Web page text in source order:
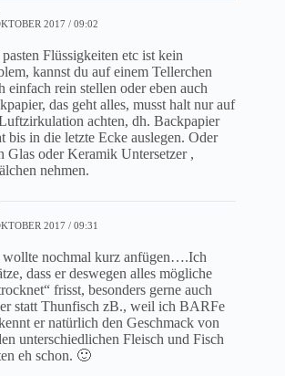
2017 / 09:02
Flüssigkeiten etc ist kein
kannst du auf einem Tellerchen
einfach rein stellen oder eben auch
das geht alles, musst halt nur auf
achten, dh. Backpapier
bis in die letzte Ecke auslegen. Oder
Glas oder Keramik Untersetzer ,
nehmen.
2017 / 09:31
wollte nochmal kurz anfügen….Ich
dass er deswegen alles mögliche
frisst, besonders gerne auch
statt Thunfisch zB., weil ich BARFe
er natürlich den Geschmack von
unterschiedlichen Fleisch und Fisch
eh schon. 🙂